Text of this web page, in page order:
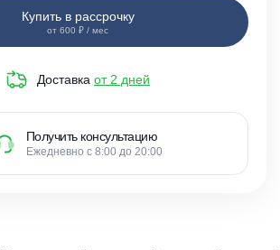
Купить в рассрочку
от 600 ₽ / мес
Доставка от 2 дней
Получить консультацию
Ежедневно с 8:00 до 20:00